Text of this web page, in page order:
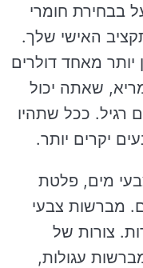
בבחירת חומרי
האישי שלך.
יותר מאחד דולרים
שאתה יכול
רגיל. ככל שתהיו
יקרים יותר.
מים, פלטת
מברשות צבעי
צורות של
עגולות,